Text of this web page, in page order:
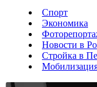
Спорт
Экономика
Новости в
Стройка в